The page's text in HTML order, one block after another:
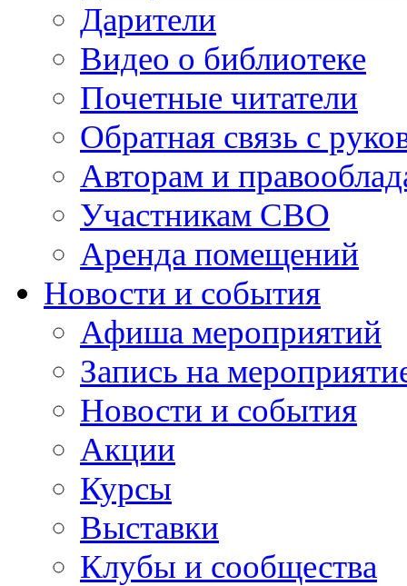
Дарители
Видео о библиотеке
Почетные читатели
Обратная связь с
Авторам и
Участникам СВО
Аренда помещений
Новости и события
Афиша мероприятий
Запись на
Новости и события
Акции
Курсы
Выставки
Клубы и сообщества